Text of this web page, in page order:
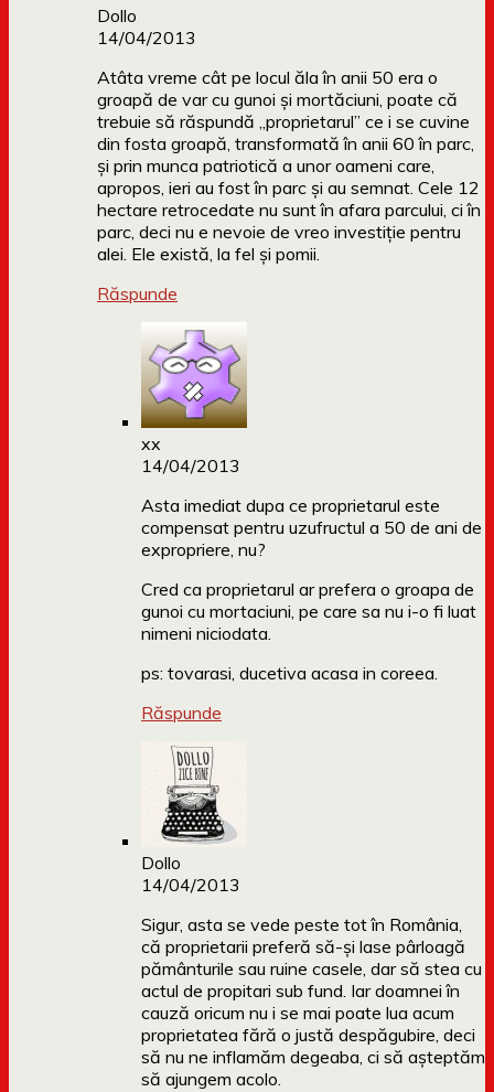
Dollo
14/04/2013
Atâta vreme cât pe locul ăla în anii 50 era o
groapă de var cu gunoi și mortăciuni, poate că
trebuie să răspundă „proprietarul” ce i se cuvine
din fosta groapă, transformată în anii 60 în parc,
și prin munca patriotică a unor oameni care,
apropos, ieri au fost în parc și au semnat. Cele 12
hectare retrocedate nu sunt în afara parcului, ci în
parc, deci nu e nevoie de vreo investiție pentru
alei. Ele există, la fel și pomii.
Răspunde
xx
14/04/2013
Asta imediat dupa ce proprietarul este
compensat pentru uzufructul a 50 de ani de
expropriere, nu?
Cred ca proprietarul ar prefera o groapa de
gunoi cu mortaciuni, pe care sa nu i-o fi luat
nimeni niciodata.
ps: tovarasi, ducetiva acasa in coreea.
Răspunde
Dollo
14/04/2013
Sigur, asta se vede peste tot în România,
că proprietarii preferă să-și lase pârloagă
pământurile sau ruine casele, dar să stea cu
actul de propitari sub fund. Iar doamnei în
cauză oricum nu i se mai poate lua acum
proprietatea fără o justă despăgubire, deci
să nu ne inflamăm degeaba, ci să așteptăm
să ajungem acolo.